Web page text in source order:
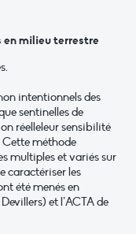
en milieu terrestre
intentionnels des
sentinelles de
réelleleur sensibilité
Cette méthode
multiples et variés sur
caractériser les
été menés en
et l’ACTA de